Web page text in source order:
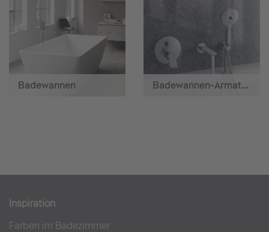
Badewannen Badewannen-Armaturen
Inspiration
Farben im Badezimmer